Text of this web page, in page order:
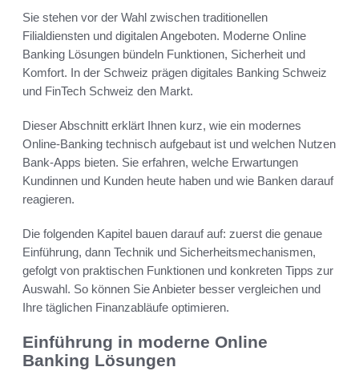
Sie stehen vor der Wahl zwischen traditionellen
Filialdiensten und digitalen Angeboten. Moderne Online
Banking Lösungen bündeln Funktionen, Sicherheit und
Komfort. In der Schweiz prägen digitales Banking Schweiz
und FinTech Schweiz den Markt.
Dieser Abschnitt erklärt Ihnen kurz, wie ein modernes
Online-Banking technisch aufgebaut ist und welchen Nutzen
Bank-Apps bieten. Sie erfahren, welche Erwartungen
Kundinnen und Kunden heute haben und wie Banken darauf
reagieren.
Die folgenden Kapitel bauen darauf auf: zuerst die genaue
Einführung, dann Technik und Sicherheitsmechanismen,
gefolgt von praktischen Funktionen und konkreten Tipps zur
Auswahl. So können Sie Anbieter besser vergleichen und
Ihre täglichen Finanzabläufe optimieren.
Einführung in moderne Online
Banking Lösungen